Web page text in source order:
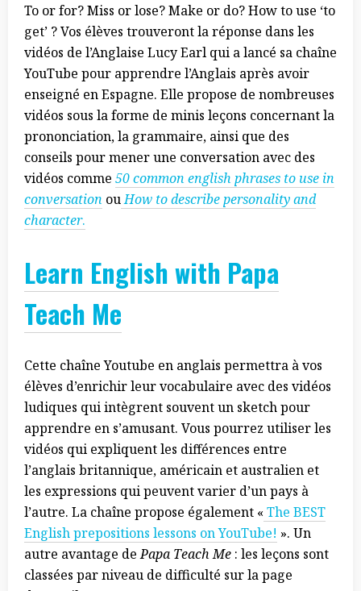
To or for? Miss or lose? Make or do? How to use ‘to
get’ ? Vos élèves trouveront la réponse dans les
vidéos de l’Anglaise Lucy Earl qui a lancé sa chaîne
YouTube pour apprendre l’Anglais après avoir
enseigné en Espagne. Elle propose de nombreuses
vidéos sous la forme de minis leçons concernant la
prononciation, la grammaire, ainsi que des
conseils pour mener une conversation avec des
vidéos comme 50 common english phrases to use in
conversation ouHow to describe personality and
character.
Learn English with Papa
Teach Me
Cette chaîne Youtube en anglais permettra à vos
élèves d’enrichir leur vocabulaire avec des vidéos
ludiques qui intègrent souvent un sketch pour
apprendre en s’amusant. Vous pourrez utiliser les
vidéos qui expliquent les différences entre
l’anglais britannique, américain et australien et
les expressions qui peuvent varier d’un pays à
l’autre. La chaîne propose également « The BEST
English prepositions lessons on YouTube! ». Un
autre avantage dePapa Teach Me : les leçons sont
classées par niveau de difficulté sur la page